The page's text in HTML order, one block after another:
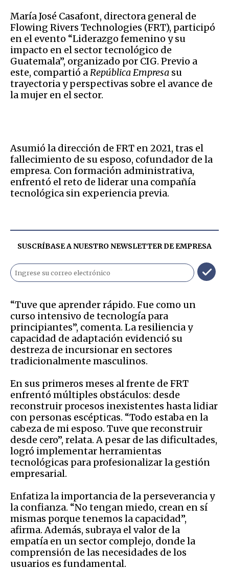
María José Casafont, directora general de
Flowing Rivers Technologies (FRT), participó
en el evento “Liderazgo femenino y su
impacto en el sector tecnológico de
Guatemala”, organizado por CIG. Previo a
este, compartió aRepública Empresa su
trayectoria y perspectivas sobre el avance de
la mujer en el sector.
Asumió la dirección de FRT en 2021, tras el
fallecimiento de su esposo, cofundador de la
empresa. Con formación administrativa,
enfrentó el reto de liderar una compañía
tecnológica sin experiencia previa.
SUSCRÍBASE A NUESTRO NEWSLETTER DEEMPRESA
“Tuve que aprender rápido. Fue como un
curso intensivo de tecnología para
principiantes”, comenta. La resiliencia y
capacidad de adaptación evidenció su
destreza de incursionar en sectores
tradicionalmente masculinos.
En sus primeros meses al frente de FRT
enfrentó múltiples obstáculos: desde
reconstruir procesos inexistentes hasta lidiar
con personas escépticas. “Todo estaba en la
cabeza de mi esposo. Tuve que reconstruir
desde cero”, relata. A pesar de las dificultades,
logró implementar herramientas
tecnológicas para profesionalizar la gestión
empresarial.
Enfatiza la importancia de la perseverancia y
la confianza. “No tengan miedo, crean en sí
mismas porque tenemos la capacidad”,
afirma. Además, subraya el valor de la
empatía en un sector complejo, donde la
comprensión de las necesidades de los
usuarios es fundamental.